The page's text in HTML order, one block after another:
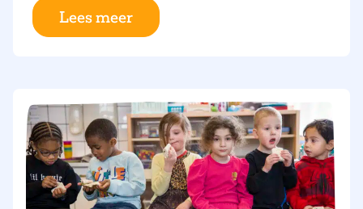
toeval, maar typerend voor hoe basisschool
Panta Rhei in Coevorden werkt. De
er niet meer op zit, nog steeds op school te
vinden zijn. “Je blijft gewoon komen,”
zeggen ze, “omdat het hier ook een beetje
van jezelf voelt.”
Lees meer